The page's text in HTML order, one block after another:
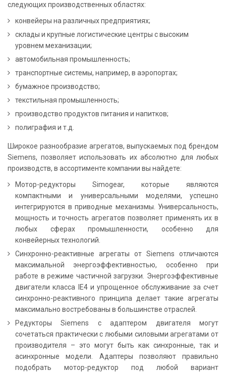
следующих производственных областях:
конвейеры на различных предприятиях;
склады и крупные логистические центры с высоким
уровнем механизации;
автомобильная промышленность;
транспортные системы, например, в аэропортах;
бумажное производство;
текстильная промышленность;
производство продуктов питания и напитков;
полиграфия и т.д.
Широкое разнообразие агрегатов, выпускаемых под брендом
Siemens, позволяет использовать их абсолютно для любых
производств, в ассортименте компании вы найдете:
Мотор-редукторы Simogear, которые являются
компактными и универсальными моделями, успешно
интегрируются в приводные механизмы. Универсальность,
мощность и точность агрегатов позволяет применять их в
любых сферах промышленности, особенно для
конвейерных технологий.
Синхронно-реактивные агрегаты от Siemens отличаются
максимальной энергоэффективностью, особенно при
работе в режиме частичной загрузки. Энергоэффективные
двигатели класса IE4 и упрощенное обслуживание за счет
синхронно-реактивного принципа делает такие агрегаты
максимально востребованы в большинстве отраслей.
Редукторы Siemens с адаптером двигателя могут
сочетаться практически с любыми силовыми агрегатами от
производителя – это могут быть как синхронные, так и
асинхронные модели. Адаптеры позволяют правильно
подобрать мотор-редуктор под любой вариант